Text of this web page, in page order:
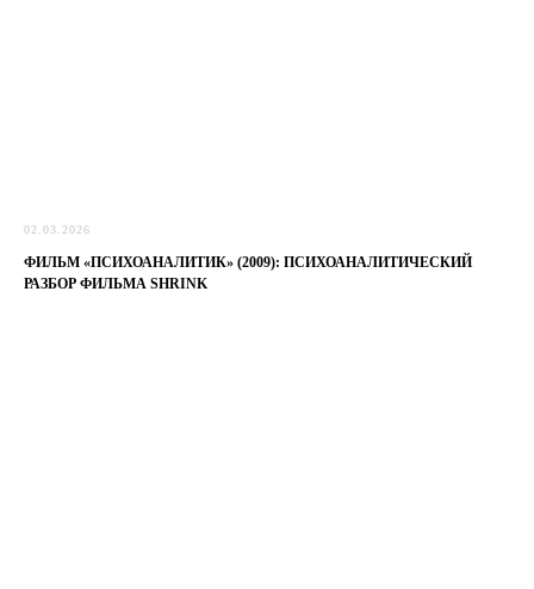
02.03.2026
ФИЛЬМ «ПСИХОАНАЛИТИК» (2009): ПСИХОАНАЛИТИЧЕСКИЙ
РАЗБОР ФИЛЬМА SHRINK